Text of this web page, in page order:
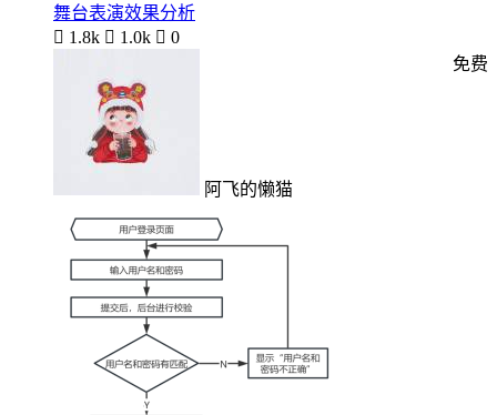
舞台表演效果分析
 1.8k  1.0k  0
阿飞的懒猫
免费